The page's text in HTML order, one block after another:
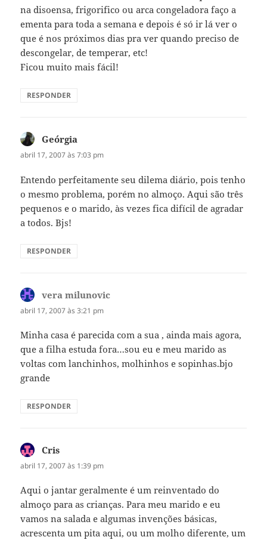
na disoensa, frigorifico ou arca congeladora faço a
ementa para toda a semana e depois é só ir lá ver o
que é nos próximos dias pra ver quando preciso de
descongelar, de temperar, etc!
Ficou muito mais fácil!
RESPONDER
Geórgia
abril 17, 2007 às 7:03 pm
Entendo perfeitamente seu dilema diário, pois tenho
o mesmo problema, porém no almoço. Aqui são três
pequenos e o marido, às vezes fica difícil de agradar
a todos. Bjs!
RESPONDER
vera milunovic
abril 17, 2007 às 3:21 pm
Minha casa é parecida com a sua , ainda mais agora,
que a filha estuda fora…sou eu e meu marido as
voltas com lanchinhos, molhinhos e sopinhas.bjo
grande
RESPONDER
Cris
abril 17, 2007 às 1:39 pm
Aqui o jantar geralmente é um reinventado do
almoço para as crianças. Para meu marido e eu
vamos na salada e algumas invenções básicas,
acrescenta um pita aqui, ou um molho diferente, um